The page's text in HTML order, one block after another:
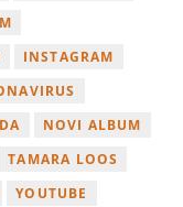
INSTAGRAM
NOVI ALBUM
TAMARA LOOS
YOUTUBE